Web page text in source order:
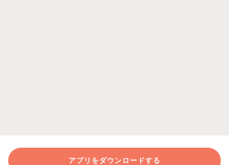
アプリをダウンロードする